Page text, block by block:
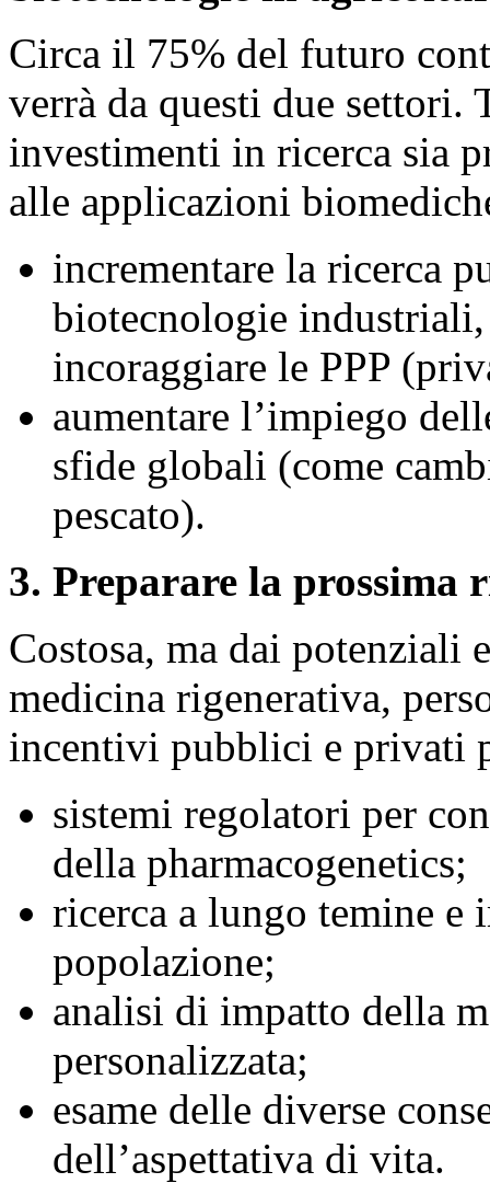
Circa il 75% del futuro
verrà da questi due
investimenti in ricerca sia
alle applicazioni
incrementare la ricerca
biotecnologie
incoraggiare le PPP
aumentare l’impiego
sfide globali (come
pescato).
3. Preparare la prossima
Costosa, ma dai potenziali
medicina rigenerativa,
incentivi pubblici e privati
sistemi regolatori per
della pharmacogenetics;
ricerca a lungo temine e
popolazione;
analisi di impatto della
personalizzata;
esame delle diverse
dell’aspettativa di vita.